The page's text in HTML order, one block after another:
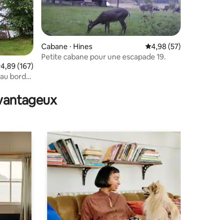
: 5 sur 5
moyenne sur la base de 167 commentaires : 4,89 sur 5
4,89 (167)
bord
Cabane ⋅ Hines Évaluation moyenne
4,98 (57)
Petite cabane pour une escapade 19.